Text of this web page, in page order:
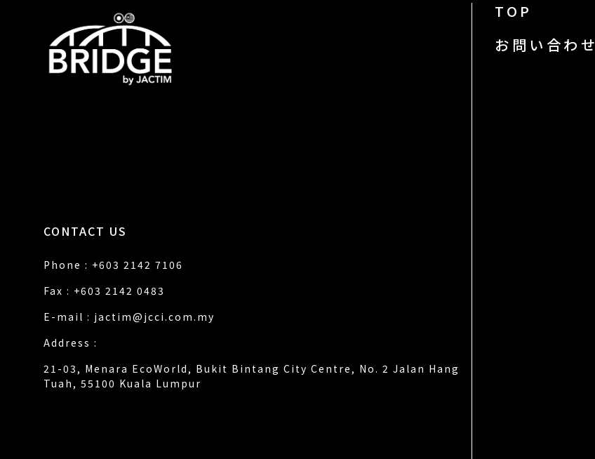
CONTACT US
Phone : +603 2142 7106
Fax : +603 2142 0483
E-mail : jactim@jcci.com.my
Address :
21-03, Menara EcoWorld, Bukit Bintang City Centre, No. 2 Jalan Hang
Tuah, 55100 Kuala Lumpur
TOP
お問い合わせ